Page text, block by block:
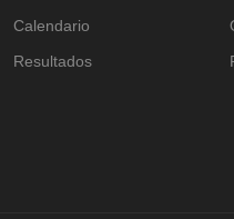
Calendario
Resultados